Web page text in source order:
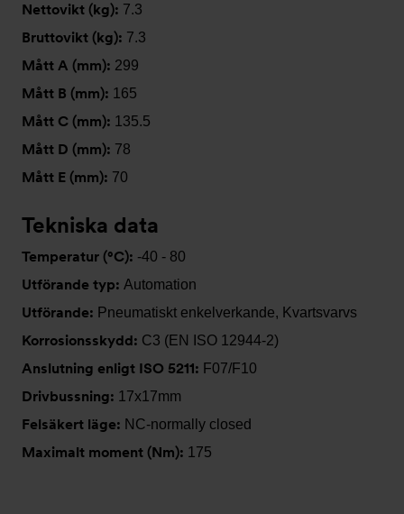
Nettovikt (kg): 7.3
Bruttovikt (kg): 7.3
Mått A (mm): 299
Mått B (mm): 165
Mått C (mm): 135.5
Mått D (mm): 78
Mått E (mm): 70
Tekniska data
Temperatur (°C): -40 - 80
Utförande typ: Automation
Utförande: Pneumatiskt enkelverkande, Kvartsvarvs
Korrosionsskydd: C3 (EN ISO 12944-2)
Anslutning enligt ISO 5211: F07/F10
Drivbussning: 17x17mm
Felsäkert läge: NC-normally closed
Maximalt moment (Nm): 175